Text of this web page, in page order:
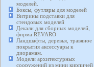
моделей.
Боксы, футляры для моделей
Витрины подставки для
стендовых моделей
Декали для сборных моделей,
фирма REVARO
Ландшафты, деревья, травяное
покрытия аксессуары к
диорамам.
Модели архитектурных
сооружений из мини кирпичей